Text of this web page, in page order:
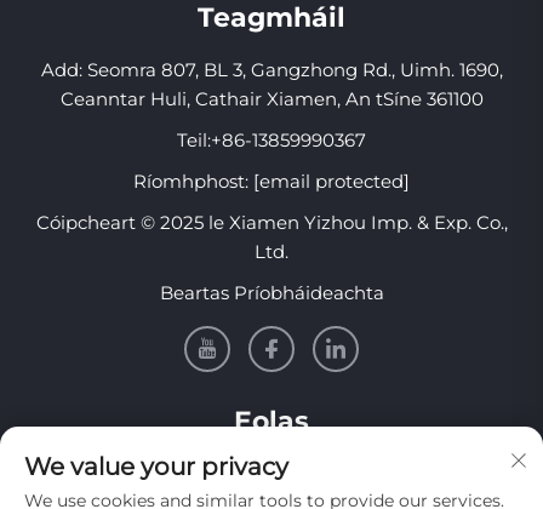
Teagmháil
Add: Seomra 807, BL 3, Gangzhong Rd., Uimh. 1690,
Ceanntar Huli, Cathair Xiamen, An tSíne 361100
Teil:+86-13859990367
Ríomhphost: [email protected]
Cóipcheart © 2025 le Xiamen Yizhou Imp. & Exp. Co.,
Ltd.
Beartas Príobháideachta
Eolas
Síní leat le bheith ar liosta le haghaidh ár nuachtslánú
seachtúil
We value your privacy
We use cookies and similar tools to provide our services.